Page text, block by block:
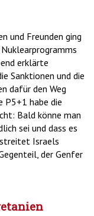
und Freunden ging
erklärte
Sanktionen und die
dafür den Weg
habe die
Bald könne man
sei und dass es
Israels
der Genfer